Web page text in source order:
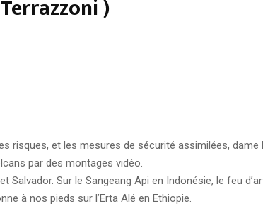
)
risques, et les mesures de sécurité assimilées,
par des montages vidéo.
Sur le Sangeang Api en Indonésie, le feu
à nos pieds sur l’Erta Alé en Ethiopie.